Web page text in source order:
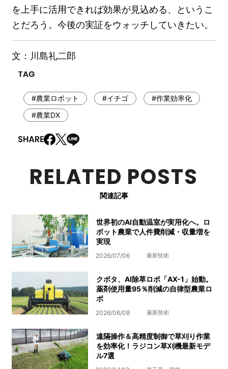
を上手に活用できれば効果が見込める、というこ
とだろう。今後の実証をウォッチしていきたい。
文：川島礼二郎
#農業ロボット #イチゴ
#作業効率化
#農業DX
RELATED POSTS
関連記事
世界初のAI自動温室が実用化へ。ロ
ボット農業で人件費削減・収量増を
実現
2026/07/06 最新技術
クボタ、AI除草ロボ「AX-1」始動。
薬剤使用量95％削減の自律型農業ロ
ボ
2026/06/08 最新技術
遠隔操作＆高精度制御で草刈り作業
を効率化！ラジコン草刈機最新モデ
ル7選